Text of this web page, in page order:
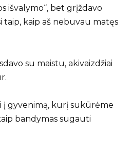
išvalymo“, bet grįždavo
taip, kaip aš nebuvau matęs
su maistu, akivaizdžiai
į gyvenimą, kurį sukūrėme
bandymas sugauti